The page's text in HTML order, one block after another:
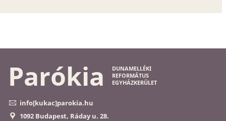
Parókia
DUNAMELLÉKI
REFORMÁTUS
EGYHÁZKERÜLET
info[kukac]parokia.hu
1092 Budapest, Ráday u. 28.